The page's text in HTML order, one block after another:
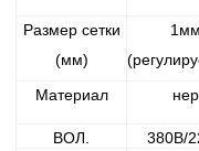
Размер сетки
(мм)
1мм
Материал
ВОЛ.
380В/